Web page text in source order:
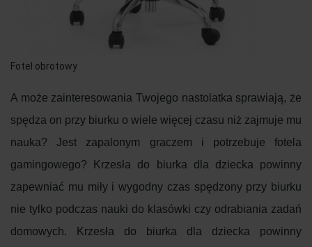
Fotel obrotowy
A może zainteresowania Twojego nastolatka sprawiają, że
spędza on przy biurku o wiele więcej czasu niż zajmuje mu
nauka? Jest zapalonym graczem i potrzebuje fotela
gamingowego? Krzesła do biurka dla dziecka powinny
zapewniać mu miły i wygodny czas spędzony przy biurku
nie tylko podczas nauki do klasówki czy odrabiania zadań
domowych. Krzesła do biurka dla dziecka powinny